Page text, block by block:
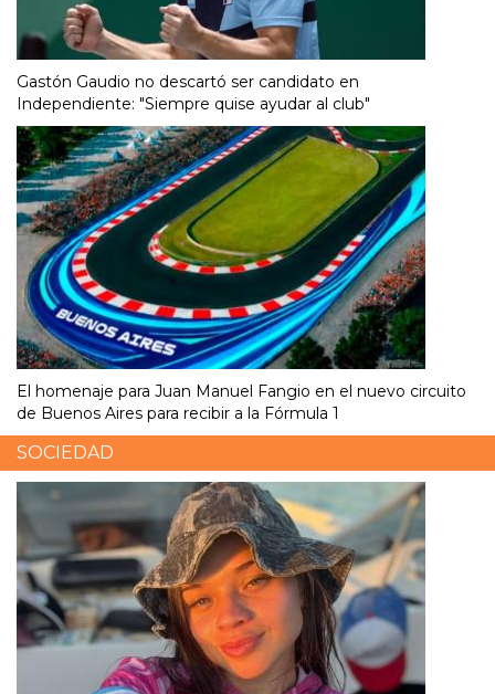
Gastón Gaudio no descartó ser candidato en
Independiente: "Siempre quise ayudar al club"
El homenaje para Juan Manuel Fangio en el nuevo circuito
de Buenos Aires para recibir a la Fórmula 1
SOCIEDAD